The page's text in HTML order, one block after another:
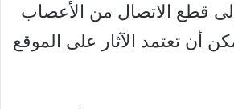
قطع الاتصال من الأعصاب
أن تعتمد الآثار على الموقع